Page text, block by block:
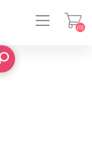
(0)